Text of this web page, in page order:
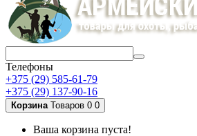
Телефоны
+375 (29) 585-61-79
+375 (29) 137-90-16
Корзина Товаров 0 0
Ваша корзина пуста!